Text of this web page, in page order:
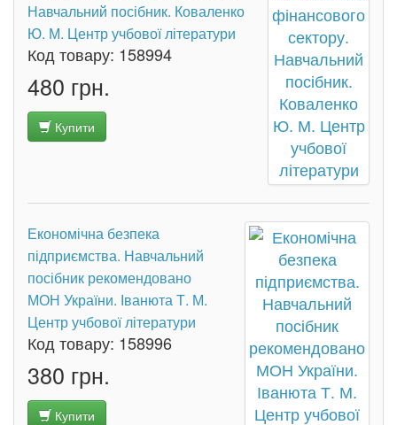
Навчальний посібник. Коваленко
Ю. М. Центр учбової літератури
Код товару: 158994
480 грн.
Купити
Економічна безпека
підприємства. Навчальний
посібник рекомендовано
МОН України. Іванюта Т. М.
Центр учбової літератури
Код товару: 158996
380 грн.
Купити